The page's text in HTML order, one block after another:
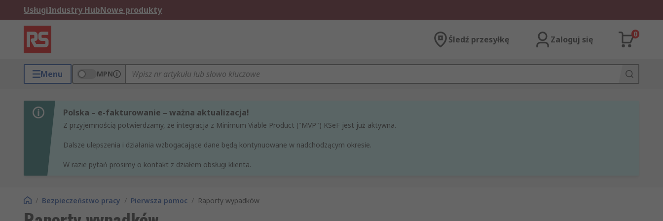
UsługiIndustry HubNowe produkty
Śledź przesyłkę Zaloguj się
0
Menu MPN
Polska – e-fakturowanie – ważna aktualizacja!
Z przyjemnością potwierdzamy, że integracja z Minimum Viable Product ("MVP") KSeF jest już aktywna.
Dalsze ulepszenia i działania wzbogacające dane będą kontynuowane w nadchodzącym okresie.
W razie pytań prosimy o kontakt z działem obsługi klienta.
/ Bezpieczeństwo pracy / Pierwsza pomoc / Raporty wypadków